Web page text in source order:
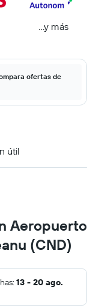
...y más
ofertas de
útil
Aeropuerto
(CND)
13 - 20 ago.